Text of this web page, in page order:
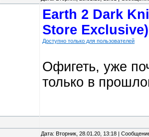
Earth 2 Dark
Store Exclusive)
Доступно только для пользователей
Офигеть, уже
только в
Дата: Вторник, 28.01.20, 13:18 |